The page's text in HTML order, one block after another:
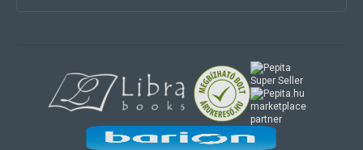
marketplace
partner